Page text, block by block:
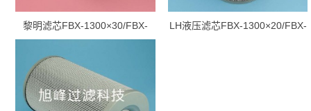
黎明滤芯FBX-1300×30/FBX-
1300*30
LH液压滤芯FBX-1300×20/FBX-